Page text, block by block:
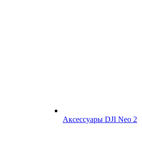
Аксессуары DJI Neo 2